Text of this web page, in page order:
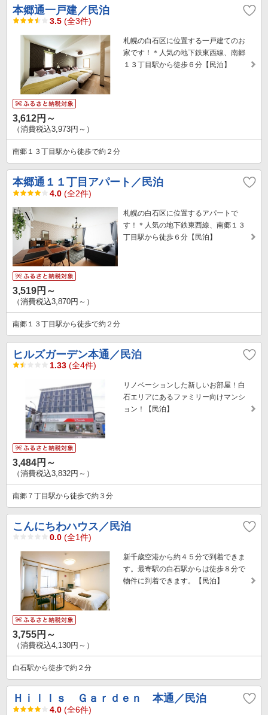
本郷通一戸建／民泊
3.5 (全3件)
札幌の白石区に位置する一戸建てのお
家です！＊人気の地下鉄東西線、南郷
１３丁目駅から徒歩６分【民泊】
3,612円～
（消費税込3,973円～）
南郷１３丁目駅から徒歩で約２分
本郷通１１丁目アパート／民泊
4.0 (全2件)
札幌の白石区に位置するアパートで
す！＊人気の地下鉄東西線、南郷１３
丁目駅から徒歩６分【民泊】
3,519円～
（消費税込3,870円～）
南郷１３丁目駅から徒歩で約２分
ヒルズガーデン本通／民泊
1.33 (全4件)
リノベーションした新しいお部屋！白
石エリアにあるファミリー向けマンシ
ョン！【民泊】
3,484円～
（消費税込3,832円～）
南郷７丁目駅から徒歩で約３分
こんにちわハウス／民泊
0.0 (全1件)
新千歳空港から約４５分で到着できま
す。最寄駅の白石駅からは徒歩８分で
物件に到着できます。【民泊】
3,755円～
（消費税込4,130円～）
白石駅から徒歩で約２分
Ｈｉｌｌｓ Ｇａｒｄｅｎ 本通／民泊
4.0 (全6件)